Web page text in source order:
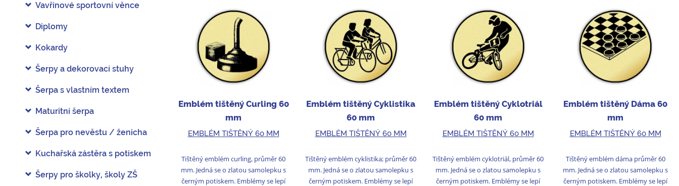
Vavřínové sportovní věnce
Diplomy
Kokardy
Šerpy a dekorovací stuhy
Šerpa s vlastním textem
Maturitní šerpa
Šerpa pro nevěstu / ženicha
Kuchařská zástěra s potiskem
Šerpy pro školky, školy ZŠ
Emblém tištěný Curling 60
mm
EMBLÉM TIŠTĚNÝ 60 MM
Tištěný emblém curling, průměr 60
mm. Jedná se o zlatou samolepku s
černým potiskem. Emblémy se lepí
Emblém tištěný Cyklistika
60 mm
EMBLÉM TIŠTĚNÝ 60 MM
Tištěný emblém cyklistika; průměr 60
mm. Jedná se o zlatou samolepku s
černým potiskem. Emblémy se lepí
Emblém tištěný Cyklotriál
60 mm
EMBLÉM TIŠTĚNÝ 60 MM
Tištěný emblém cyklotriál, průměr 60
mm. Jedná se o zlatou samolepku s
černým potiskem. Emblémy se lepí
Emblém tištěný Dáma 60
mm
EMBLÉM TIŠTĚNÝ 60 MM
Tištěný emblém dáma průměr 60
mm. Jedná se o zlatou samolepku s
černým potiskem. Emblémy se lepí